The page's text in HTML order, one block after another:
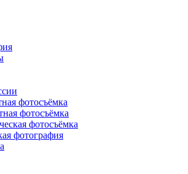
фотосъёмка
фотосъёмка
фотосъёмка
фотография